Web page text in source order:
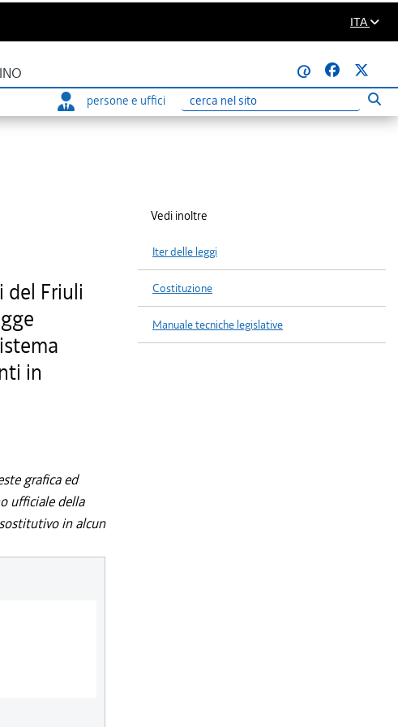
ITA
@
persone e uffici
Ricerca
del Friuli
in
grafica ed
ufficiale della
in alcun
Vedi inoltre
Iter delle leggi
Costituzione
Manuale tecniche legislative